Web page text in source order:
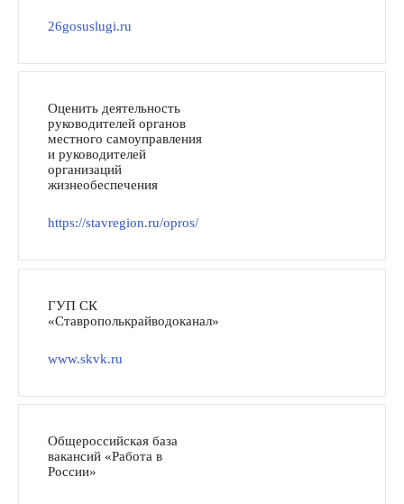
26gosuslugi.ru
Оценить деятельность
руководителей органов
местного самоуправления
и руководителей
организаций
жизнеобеспечения
https://stavregion.ru/opros/
ГУП СК
«Ставрополькрайводоканал»
www.skvk.ru
Общероссийская база
вакансий «Работа в
России»